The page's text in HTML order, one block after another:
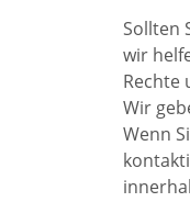
Sollten
wir
Rechte
Wir
Wenn